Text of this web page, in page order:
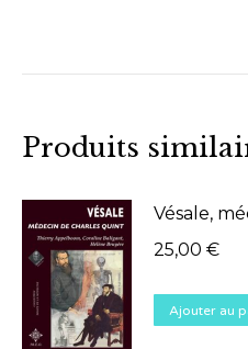
Produits
Vésale,
25,00 €
Ajouter au